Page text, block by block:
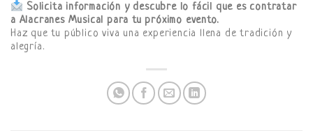
Solicita información y descubre lo fácil que es contratar
a Alacranes Musical para tu próximo evento.
Haz que tu público viva una experiencia llena de tradición y
alegría.